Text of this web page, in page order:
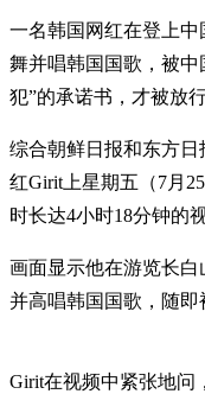
一名韩国网红在登上
舞并唱韩国国歌，被
犯”的承诺书，才被放行
综合朝鲜日报和东方日
红Girit上星期五（7月
时长达4小时18分钟的视
画面显示他在游览长白
并高唱韩国国歌，随即
Girit在视频中紧张地问